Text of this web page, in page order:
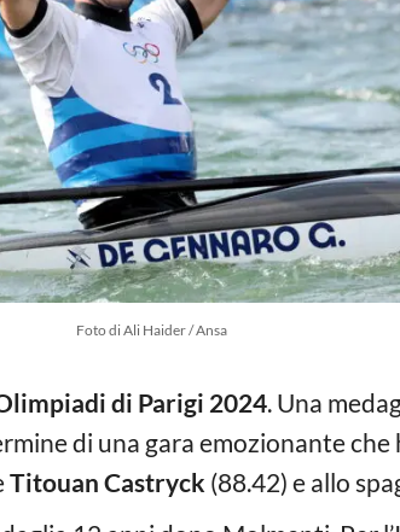
Foto di Ali Haider / Ansa
di Parigi 2024. Una
di una gara emozionante che
Titouan Castryck (88.42) e allo